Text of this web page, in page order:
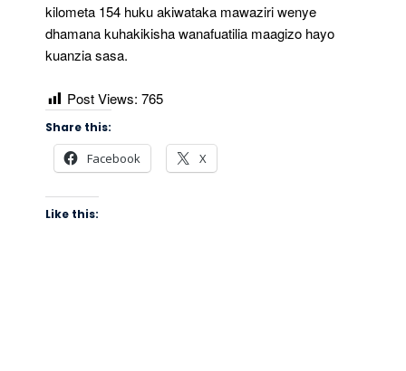
kilometa 154 huku akiwataka mawaziri wenye
dhamana kuhakikisha wanafuatilia maagizo hayo
kuanzia sasa.
Post Views: 765
Share this:
Facebook X
Like this: